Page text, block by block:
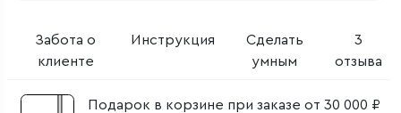
Забота о
клиенте
Инструкция
Сделать
умным
3
отзыва
Подарок в корзине при заказе от 30 000 ₽